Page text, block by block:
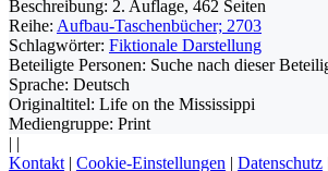
Beschreibung: 2. Auflage, 462 Seiten
Reihe: Aufbau-Taschenbücher; 2703
Schlagwörter: Fiktionale Darstellung
Beteiligte Personen: Suche nach dieser
Sprache: Deutsch
Originaltitel: Life on the Mississippi
Mediengruppe: Print
| |
Kontakt | Cookie-Einstellungen | Datenschutz